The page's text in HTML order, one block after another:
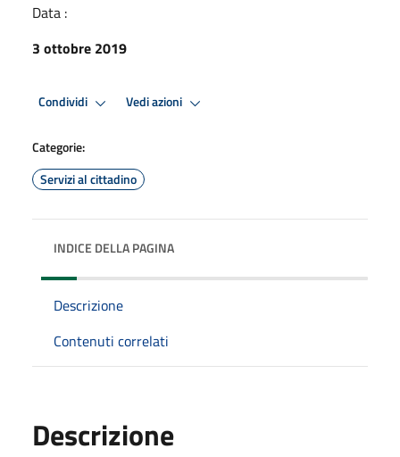
Data :
3 ottobre 2019
Condividi Vedi azioni
Categorie:
Servizi al cittadino
INDICE DELLA PAGINA
Descrizione
Contenuti correlati
Descrizione